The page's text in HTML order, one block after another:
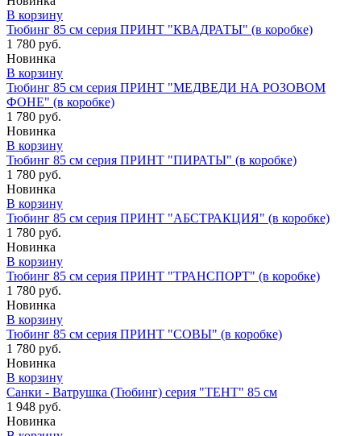
В корзину
Тюбинг 85 см серия ПРИНТ "КВАДРАТЫ" (в коробке)
1 780 руб.
Новинка
В корзину
Тюбинг 85 см серия ПРИНТ "МЕДВЕДИ НА РОЗОВОМ
ФОНЕ" (в коробке)
1 780 руб.
Новинка
В корзину
Тюбинг 85 см серия ПРИНТ "ПИРАТЫ" (в коробке)
1 780 руб.
Новинка
В корзину
Тюбинг 85 см серия ПРИНТ "АБСТРАКЦИЯ" (в коробке)
1 780 руб.
Новинка
В корзину
Тюбинг 85 см серия ПРИНТ "ТРАНСПОРТ" (в коробке)
1 780 руб.
Новинка
В корзину
Тюбинг 85 см серия ПРИНТ "СОВЫ" (в коробке)
1 780 руб.
Новинка
В корзину
Санки - Ватрушка (Тюбинг) серия "ТЕНТ" 85 см
1 948 руб.
Новинка